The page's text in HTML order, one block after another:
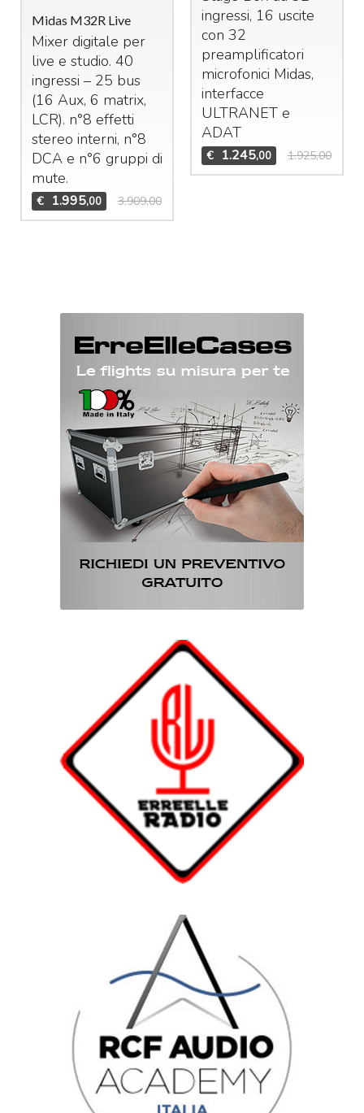
Midas M32R Live
Mixer digitale per
live e studio. 40
ingressi – 25 bus
(16 Aux, 6 matrix,
LCR). n°8 effetti
stereo interni, n°8
DCAe n°6 gruppi di
mute.
€ 1.995,00 3.909,00
ingressi, 16 uscite
con 32
preamplificatori
microfonici Midas,
interfacce
ULTRANETe
ADAT
€ 1.245,00 1.925,00